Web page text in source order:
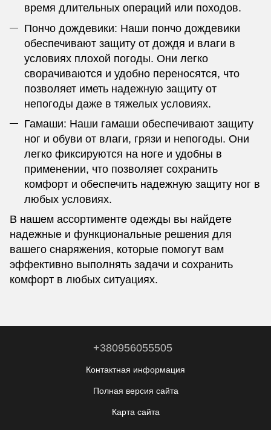
время длительных операций или походов.
Пончо дождевики: Наши пончо дождевики
обеспечивают защиту от дождя и влаги в
условиях плохой погоды. Они легко
сворачиваются и удобно переносятся, что
позволяет иметь надежную защиту от
непогоды даже в тяжелых условиях.
Гамаши: Наши гамаши обеспечивают защиту
ног и обуви от влаги, грязи и непогоды. Они
легко фиксируются на ноге и удобны в
применении, что позволяет сохранить
комфорт и обеспечить надежную защиту ног в
любых условиях.
В нашем ассортименте одежды вы найдете
надежные и функциональные решения для
вашего снаряжения, которые помогут вам
эффективно выполнять задачи и сохранить
комфорт в любых ситуациях.
+380956055505
Контактная информация
Полная версия сайта
Карта сайта